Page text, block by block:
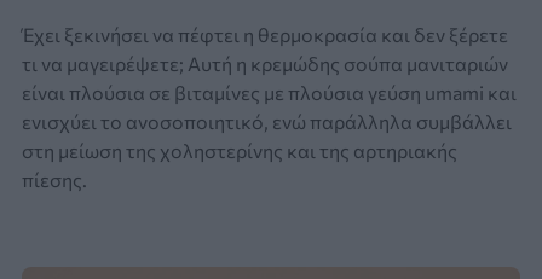
Έχει ξεκινήσει να πέφτει η θερμοκρασία και δεν ξέρετε
τι να μαγειρέψετε; Αυτή η κρεμώδης σούπα μανιταριών
είναι πλούσια σε βιταμίνες με πλούσια γεύση umami και
ενισχύει το ανοσοποιητικό, ενώ παράλληλα συμβάλλει
στη μείωση της χοληστερίνης και της αρτηριακής
πίεσης.